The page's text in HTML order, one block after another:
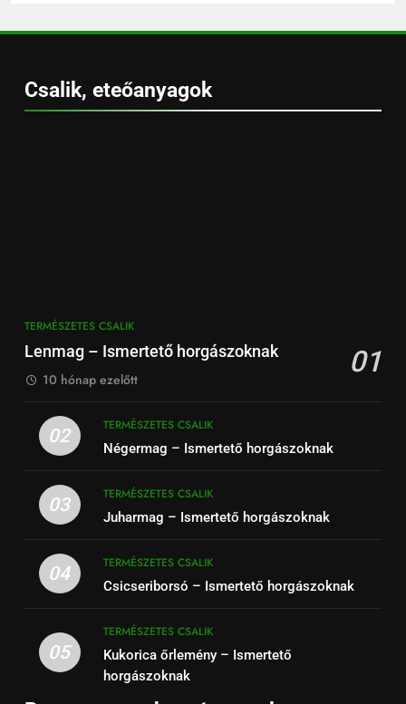
Csalik, eteőanyagok
TERMÉSZETES CSALIK
Lenmag – Ismertető horgászoknak 01
10 hónap ezelőtt
02
TERMÉSZETES CSALIK
Négermag – Ismertető horgászoknak
03
TERMÉSZETES CSALIK
Juharmag – Ismertető horgászoknak
04
TERMÉSZETES CSALIK
Csicseriborsó – Ismertető horgászoknak
05
TERMÉSZETES CSALIK
Kukorica őrlemény – Ismertető
horgászoknak